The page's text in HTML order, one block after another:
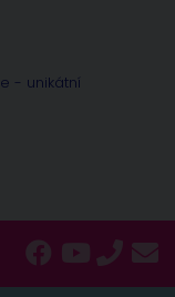
- unikátní